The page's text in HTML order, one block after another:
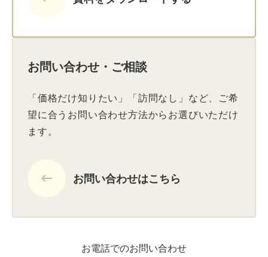
お問い合わせ・ご相談
「価格だけ知りたい」「訪問なし」など、ご希
望に合うお問い合わせ方法からお選びいただけ
ます。
keyboard_backspace お問い合わせはこちら
お電話でのお問い合わせ